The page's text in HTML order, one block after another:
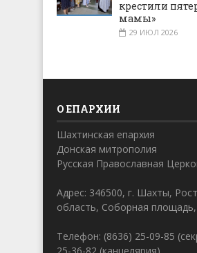
крестили
мамы»
29 ИЮЛ 2026
О ЕПАРХИИ
Шахтинская епархия
Донская митрополия
Русская Православная
Адрес: 346500, г. Шахты,
область, Соборная площадь,
Телефон: (8636) 25-09-85
25-36-82 (канцелярия)